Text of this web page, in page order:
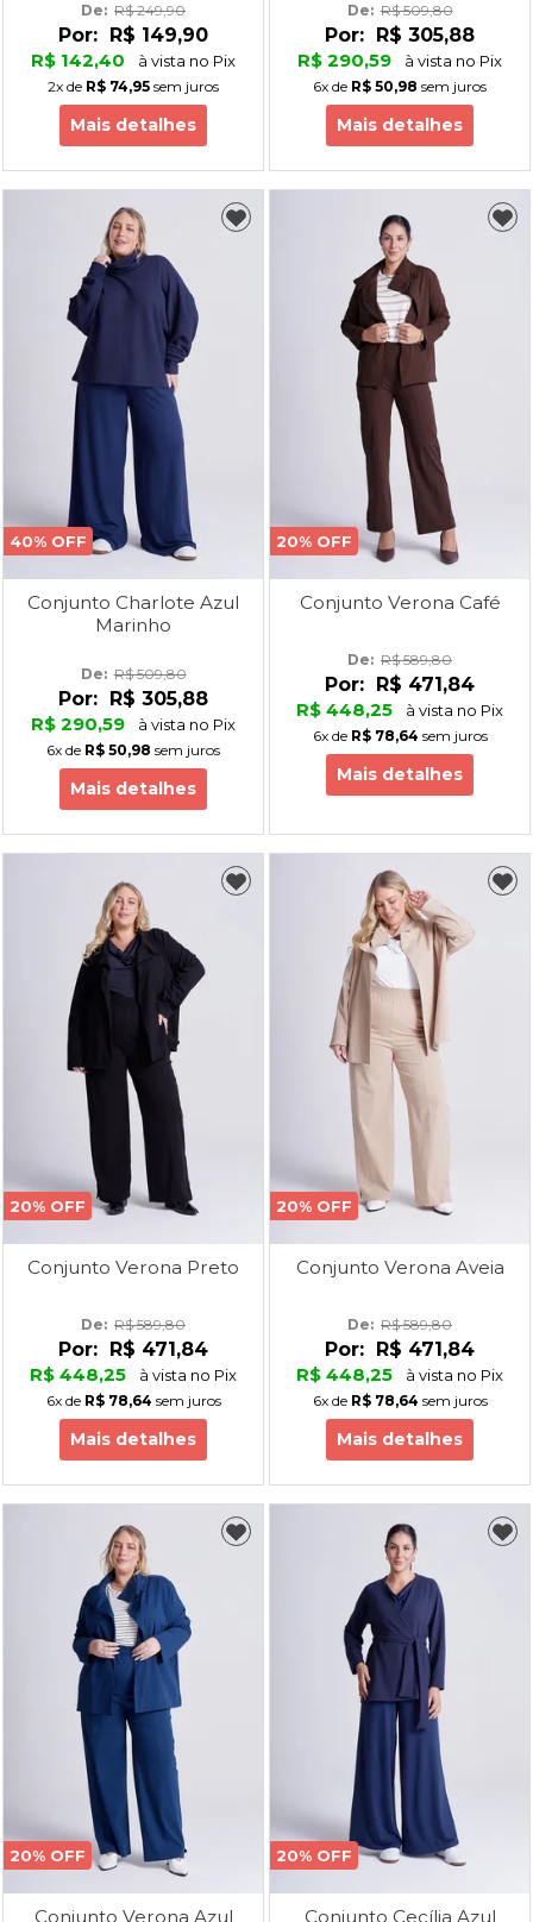
De: R$ 249,90
Por: R$ 149,90
R$ 142,40
à vista no Pix
2x de R$ 74,95 sem juros
Mais detalhes
De: R$ 509,80
Por: R$ 305,88
R$ 290,59
à vista no Pix
6x de R$ 50,98 sem juros
Mais detalhes
40% OFF
Conjunto Charlote Azul
Marinho
De: R$ 509,80
Por:
R$ 305,88
R$ 290,59
à vista no Pix
6x de R$ 50,98 sem juros
Mais detalhes
20% OFF
Conjunto Verona Café
De: R$ 589,80
Por:
R$ 471,84
R$ 448,25
à vista no Pix
6xde R$ 78,64 sem juros
Mais detalhes
20% OFF
Conjunto Verona Preto
De: R$ 589,80
Por: R$ 471,84
R$ 448,25
à vista no Pix
6xde R$ 78,64 sem juros
Mais detalhes
20% OFF
Conjunto Verona Aveia
De: R$ 589,80
Por: R$ 471,84
R$ 448,25
à vista no Pix
6xde R$ 78,64 sem juros
Mais detalhes
20% OFF
Conjunto Verona Azul
20% OFF
Conjunto Cecília Azul